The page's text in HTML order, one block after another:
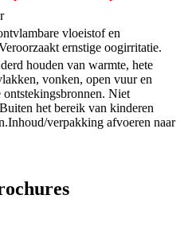
vloeistof en
ernstige oogirritatie.
houden van warmte, hete
vonken, open vuur en
ontstekingsbronnen. Niet
Buiten het bereik van kinderen
Inhoud/verpakking afvoeren naar